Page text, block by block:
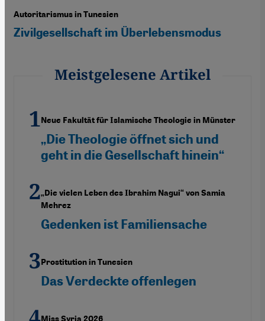
Autoritarismus in Tunesien
Zivilgesellschaft im Überlebensmodus
Meistgelesene Artikel
Neue Fakultät für Islamische Theologie in Münster
„Die Theologie öffnet sich und
geht in die Gesellschaft hinein“
„Die vielen Leben des Ibrahim Nagui“ von Samia
Mehrez
Gedenken ist Familiensache
Prostitution in Tunesien
Das Verdeckte offenlegen
Miss Syria 2026